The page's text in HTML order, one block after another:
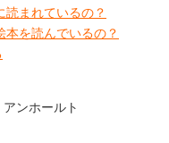
読まれているの？
本を読んでいるの？
ンホールト